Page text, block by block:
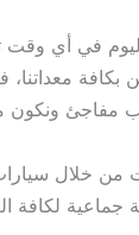
في أي وقت
معداتنا،
مفاجئ ونكون
من خلال
جماعية لكافة